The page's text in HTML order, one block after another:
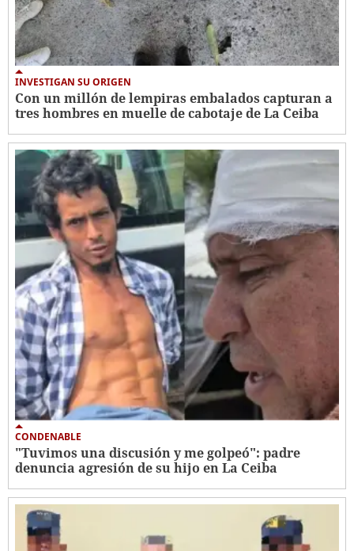
INVESTIGAN SU ORIGEN
Con un millón de lempiras embalados capturan a
tres hombres en muelle de cabotaje de La Ceiba
CONDENABLE
"Tuvimos una discusión y me golpeó": padre
denuncia agresión de su hijo en La Ceiba